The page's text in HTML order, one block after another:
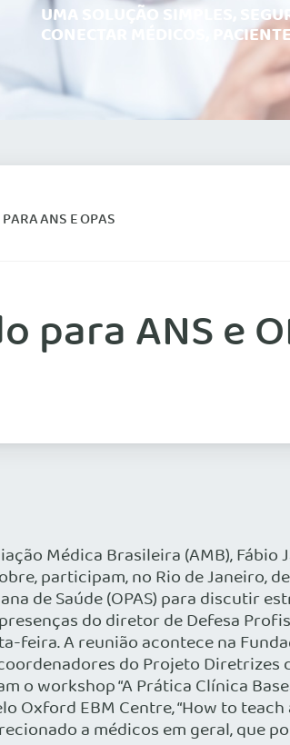
UMA SOLUÇÃO SIMPLES,
CONECTAR MÉDICOS,
ANS E OPAS
ANS e
Médica Brasileira (AMB), Fábio
participam, no Rio de Janeiro,
de Saúde (OPAS) para discutir
do diretor de Defesa
feira. A reunião acontece na
do Projeto Diretrizes
o workshop “A Prática Clínica
Oxford EBM Centre, “How to
a médicos em geral, que